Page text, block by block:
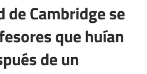
de Cambridge se
que huían
de un